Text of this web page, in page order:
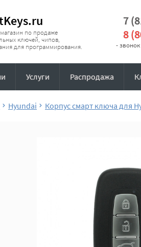
по продаже
ключей, чипов,
для программирования.
7
8
-
Услуги Распродажа
Hyundai Корпус смарт ключа для